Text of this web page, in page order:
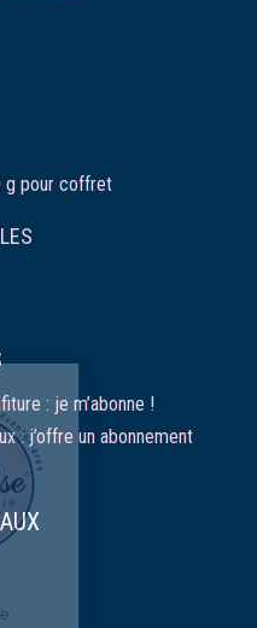
g pour coffret
: je m’abonne !
: j’offre un abonnement
différentes typologies de